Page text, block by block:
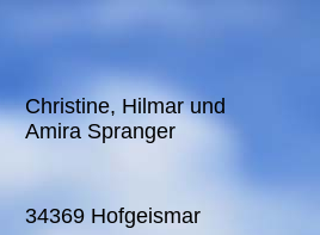
Christine, Hilmar und
Amira Spranger
34369 Hofgeismar